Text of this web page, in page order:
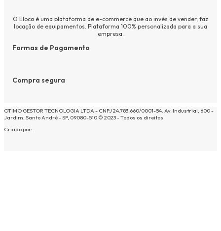
O Eloca é uma plataforma de e-commerce que ao invés de vender, faz
locação de equipamentos. Plataforma 100% personalizada para a sua
empresa.
Formas de Pagamento
Compra segura
OTIMO GESTOR TECNOLOGIA LTDA - CNPJ 24.783.660/0001-54. Av. Industrial, 600 -
Jardim, Santo André - SP, 09080-510 © 2023 - Todos os direitos
Criado por: